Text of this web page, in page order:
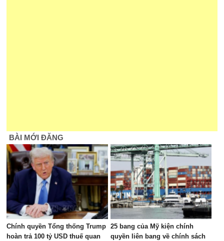
BÀI MỚI ĐĂNG
Chính quyền Tổng thống Trump
hoàn trả 100 tỷ USD thuế quan
25 bang của Mỹ kiện chính
quyền liên bang về chính sách